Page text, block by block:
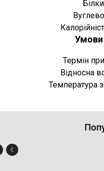
Умови
Термін
Відносна
Температура